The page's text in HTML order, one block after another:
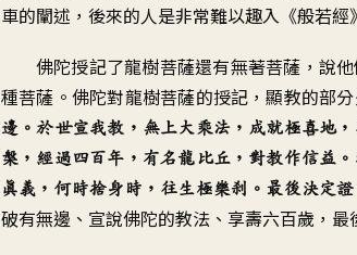
車的闡述，後來的人是非常難以趣入《般若經
佛陀授記了龍樹菩薩還有無著菩薩，說
種菩薩。佛陀對龍樹菩薩的授記，顯教的部
邊。於世宣我教，無上大乘法，成就極喜地，
槃，經過四百年，有名龍比丘，對教作信益
真義，何時捨身時，往生極樂剎。最後決定證
破有無邊、宣說佛陀的教法、享壽六百歲，